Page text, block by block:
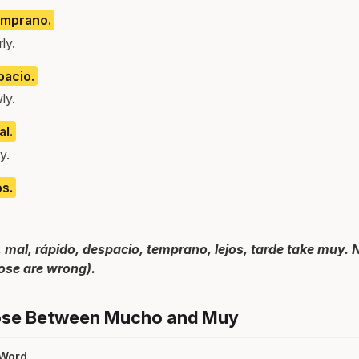
mal, rápido, despacio, temprano, lejos, tarde take muy.
are wrong).
Between Mucho and Muy